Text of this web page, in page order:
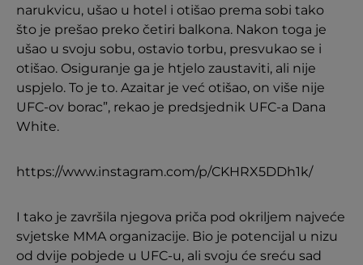
narukvicu, ušao u hotel i otišao prema sobi tako
što je prešao preko četiri balkona. Nakon toga je
ušao u svoju sobu, ostavio torbu, presvukao se i
otišao. Osiguranje ga je htjelo zaustaviti, ali nije
uspjelo. To je to. Azaitar je već otišao, on više nije
UFC-ov borac”, rekao je predsjednik UFC-a Dana
White.
https://www.instagram.com/p/CKHRX5DDh1k/
I tako je završila njegova priča pod okriljem najveće
svjetske MMA organizacije. Bio je potencijal u nizu
od dvije pobjede u UFC-u, ali svoju će sreću sad